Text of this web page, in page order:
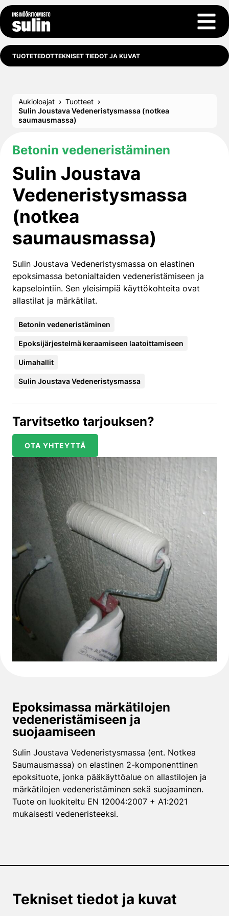
Siirry sisältöön
Avaa
TUOTETEDOTTEKNISET TIEDOT JA KUVAT
Aukioloajat
Tuotteet
Sulin Joustava Vedeneristys­massa (notkea
saumausmassa)
Betonin vedeneristäminen
Sulin Joustava
Vedeneristys­massa
(notkea
saumausmassa)
Sulin Joustava Vedeneristysmassa on elastinen
epoksimassa betonialtaiden vedeneristämiseen ja
kapselointiin. Sen yleisimpiä käyttökohteita ovat
allastilat ja märkätilat.
Betonin vedeneristäminen
Epoksijärjestelmä keraamiseen laatoittamiseen
Uimahallit
Sulin Joustava Vedeneristysmassa
Tarvitsetko tarjouksen?
OTA YHTEYTTÄ
Epoksimassa märkätilojen
vedeneristämiseen ja
suojaamiseen
Sulin Joustava Vedeneristysmassa (ent. Notkea
Saumausmassa) on elastinen 2-komponenttinen
epoksituote, jonka pääkäyttöalue on allastilojen ja
märkätilojen vedeneristäminen sekä suojaaminen.
Tuote on luokiteltu EN 12004:2007 + A1:2021
mukaisesti vedeneristeeksi.
Tekniset tiedot ja kuvat